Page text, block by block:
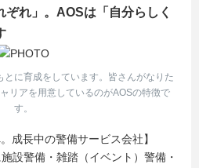
れ」。AOSは「自分らしく
とに育成をしています。皆さんがなりた
リアを用意しているのがAOSの特徴で
す。
成長中の警備サービス会社】
設警備・雑踏（イベント）警備・